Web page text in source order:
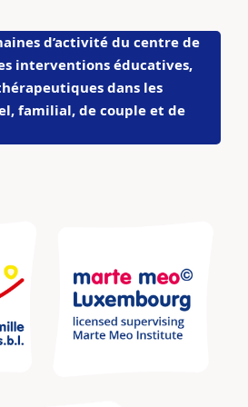
d’activité du centre de
interventions éducatives,
dans les
familial, de couple et de